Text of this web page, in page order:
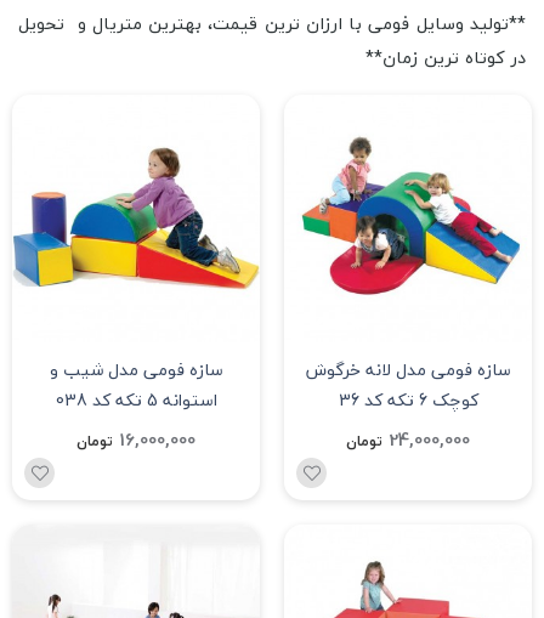
**تولید وسایل فومی با ارزان ترین قیمت، بهترین متریال و تحویل
در کوتاه ترین زمان**
سازه فومی مدل لانه خرگوش
کوچک 6 تکه کد 36
24,000,000 تومان
سازه فومی مدل شیب و
استوانه 5 تکه کد 038
16,000,000 تومان